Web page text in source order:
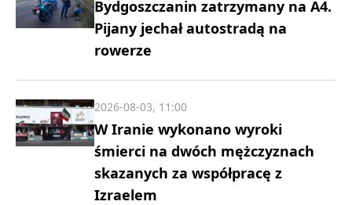
Bydgoszczanin zatrzymany na A4.
Pijany jechał autostradą na
rowerze
W Iranie wykonano wyroki
śmierci na dwóch mężczyznach
skazanych za współpracę z
Izraelem
2026-08-03, 11:00